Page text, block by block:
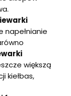
napełnianie
większą
kiełbas,